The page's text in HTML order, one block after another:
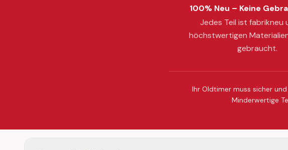
100% Neu – Keine
Jedes Teil ist fabrikneu
höchstwertigen
gebraucht.
Ihr Oldtimer muss sicher
Minderwertige